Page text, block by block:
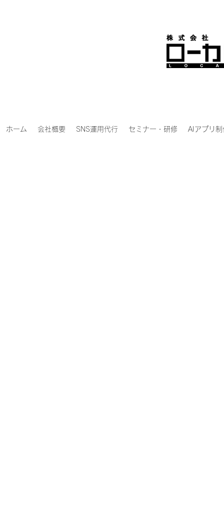
ホーム 会社概要 SNS運用代行 セミナー・研修 AIアプリ制